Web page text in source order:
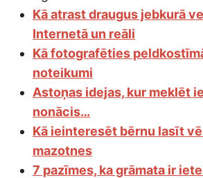
Kā atrast draugus jebkurā
Internetā un reāli
Kā fotografēties
noteikumi
Astoņas idejas, kur meklēt
nonācis…
Kā ieinteresēt bērnu lasīt
mazotnes
7 pazīmes, ka grāmata ir